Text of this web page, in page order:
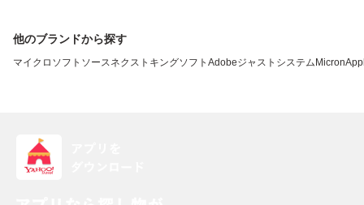
他のブランドから探す
マイクロソフト ソースネクスト キングソフト Adobeジャストシステム Micron